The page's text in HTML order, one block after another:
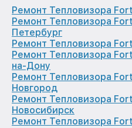
Ремонт Тепловизора
Ремонт Тепловизора
Петербург
Ремонт Тепловизора
Ремонт Тепловизора
на-Дону
Ремонт Тепловизора
Новгород
Ремонт Тепловизора
Новосибирск
Ремонт Тепловизора